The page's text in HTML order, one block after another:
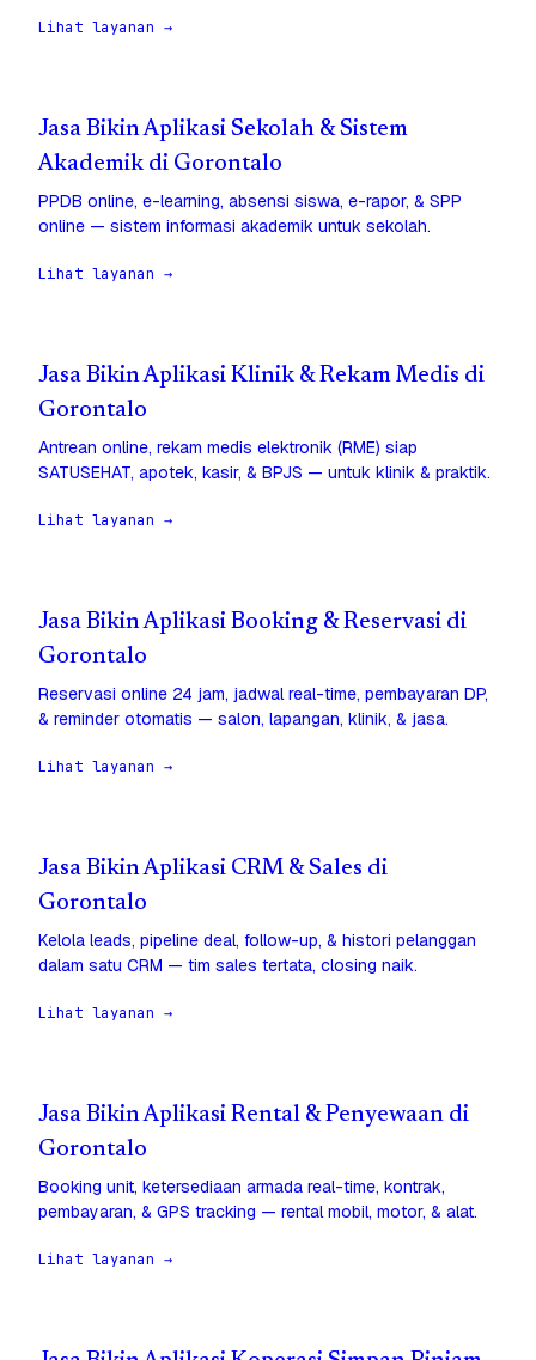
Lihat layanan →
Jasa Bikin Aplikasi Sekolah & Sistem
Akademik di Gorontalo
PPDB online, e-learning, absensi siswa, e-rapor, & SPP
online — sistem informasi akademik untuk sekolah.
Lihat layanan →
Jasa Bikin Aplikasi Klinik & Rekam Medis di
Gorontalo
Antrean online, rekam medis elektronik (RME) siap
SATUSEHAT, apotek, kasir, & BPJS — untuk klinik & praktik.
Lihat layanan →
Jasa Bikin Aplikasi Booking & Reservasi di
Gorontalo
Reservasi online 24 jam, jadwal real-time, pembayaran DP,
& reminder otomatis — salon, lapangan, klinik, & jasa.
Lihat layanan →
Jasa Bikin Aplikasi CRM & Sales di
Gorontalo
Kelola leads, pipeline deal, follow-up, & histori pelanggan
dalam satu CRM — tim sales tertata, closing naik.
Lihat layanan →
Jasa Bikin Aplikasi Rental & Penyewaan di
Gorontalo
Booking unit, ketersediaan armada real-time, kontrak,
pembayaran, & GPS tracking — rental mobil, motor, & alat.
Lihat layanan →